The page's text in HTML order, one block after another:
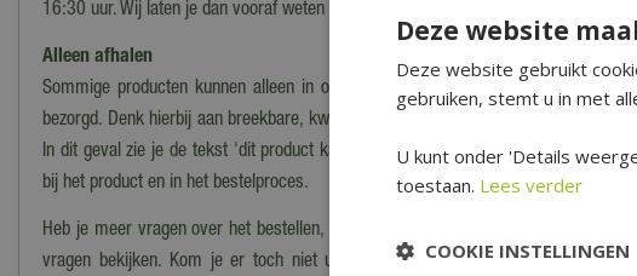
16:30 uur. Wij laten je dan vooraf weten wanneer en waar de bestelling precies
Alleen afhalen
Sommige producten kunnen alleen in onze winkel worden afgehaald en worden
bezorgd. Denk hierbij aan breekbare, kwetsbare, zware of moeilijk te vervoeren
In dit geval zie je de tekst 'dit product kan alleen worden opgehaald, niet
bij het product en in het bestelproces.
Heb je meer vragen over het bestellen, bezorgen en/of afhalen kun je
vragen bekijken. Kom je er toch niet uit? Dan kun je altijd contact opnemen
Deze website
Deze website gebruikt
gebruiken, stemt u in met
U kunt onder 'Details
toestaan. Lees verder
COOKIE INSTELLINGEN